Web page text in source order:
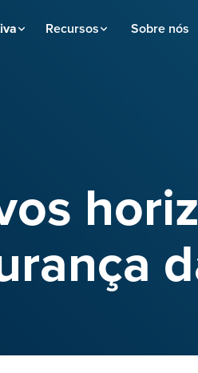
Recursos Sobre nós